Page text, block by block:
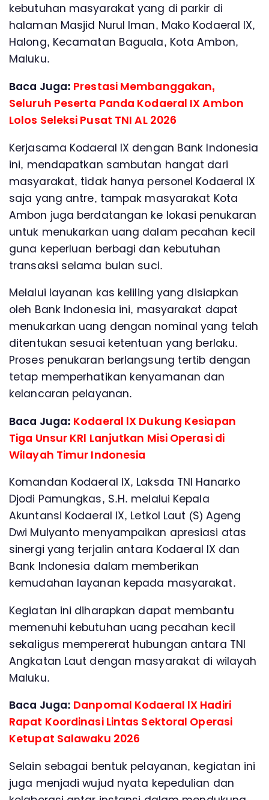
kebutuhan masyarakat yang di parkir di
halaman Masjid Nurul Iman, Mako Kodaeral IX,
Halong, Kecamatan Baguala, Kota Ambon,
Maluku.
Baca Juga: Prestasi Membanggakan,
Seluruh Peserta Panda Kodaeral IX Ambon
Lolos Seleksi Pusat TNI AL 2026
Kerjasama Kodaeral IX dengan Bank Indonesia
ini, mendapatkan sambutan hangat dari
masyarakat, tidak hanya personel Kodaeral lX
saja yang antre, tampak masyarakat Kota
Ambon juga berdatangan ke lokasi penukaran
untuk menukarkan uang dalam pecahan kecil
guna keperluan berbagi dan kebutuhan
transaksi selama bulan suci.
Melalui layanan kas keliling yang disiapkan
oleh Bank Indonesia ini, masyarakat dapat
menukarkan uang dengan nominal yang telah
ditentukan sesuai ketentuan yang berlaku.
Proses penukaran berlangsung tertib dengan
tetap memperhatikan kenyamanan dan
kelancaran pelayanan.
Baca Juga: Kodaeral lX Dukung Kesiapan
Tiga Unsur KRl Lanjutkan Misi Operasi di
Wilayah Timur Indonesia
Komandan Kodaeral IX, Laksda TNl Hanarko
Djodi Pamungkas, S.H. melalui Kepala
Akuntansi Kodaeral lX, Letkol Laut (S) Ageng
Dwi Mulyanto menyampaikan apresiasi atas
sinergi yang terjalin antara Kodaeral IX dan
Bank Indonesia dalam memberikan
kemudahan layanan kepada masyarakat.
Kegiatan ini diharapkan dapat membantu
memenuhi kebutuhan uang pecahan kecil
sekaligus mempererat hubungan antara TNI
Angkatan Laut dengan masyarakat di wilayah
Maluku.
Baca Juga: Danpomal Kodaeral lX Hadiri
Rapat Koordinasi Lintas Sektoral Operasi
Ketupat Salawaku 2026
Selain sebagai bentuk pelayanan, kegiatan ini
juga menjadi wujud nyata kepedulian dan